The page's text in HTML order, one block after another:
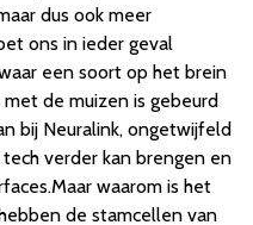
dus ook meer
ons in ieder geval
een soort op het brein
de muizen is gebeurd
bij Neuralink, ongetwijfeld
verder kan brengen en
waarom is het
de stamcellen van